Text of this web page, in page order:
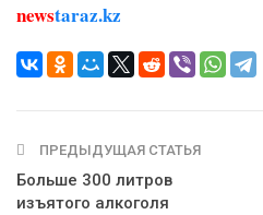
newstaraz.kz
ПРЕДЫДУЩАЯ СТАТЬЯ
Больше 300 литров
изъятого алкоголя